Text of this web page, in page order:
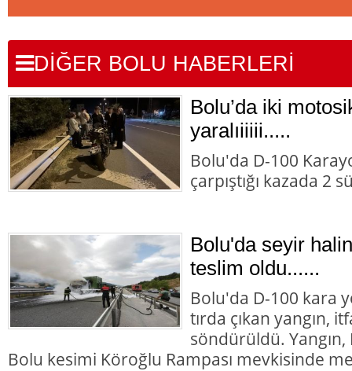
DİĞER BOLU HABERLERİ
Bolu’da iki
yaralıiiiii.....
Bolu'da D-100
çarpıştığı kazada 2
Bolu'da seyir
teslim oldu......
Bolu'da D-100 kara
tırda çıkan yangın,
söndürüldü.
Bolu kesimi Köroğlu Rampası mevkisinde